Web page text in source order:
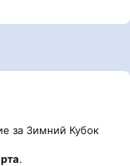
за Зимний Кубок
.